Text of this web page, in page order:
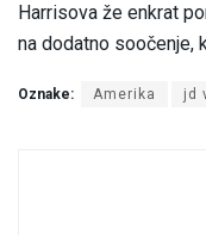
Harrisova že enkrat
na dodatno soočenje,
Oznake: Amerika jd